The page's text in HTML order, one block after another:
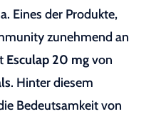
Eines der Produkte,
zunehmend an
Esculap 20 mgvon
. Hinter diesem
Bedeutsamkeit von